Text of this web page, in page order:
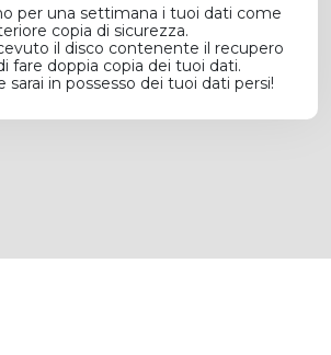
per una settimana i tuoi dati come
copia di sicurezza.
il disco contenente il recupero
fare doppia copia dei tuoi dati.
sarai in possesso dei tuoi dati persi!